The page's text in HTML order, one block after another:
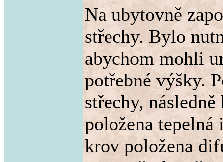
Na ubytovně
střechy. Bylo
abychom mohli
potřebné výšky.
střechy,
položena tepelná
krov položena